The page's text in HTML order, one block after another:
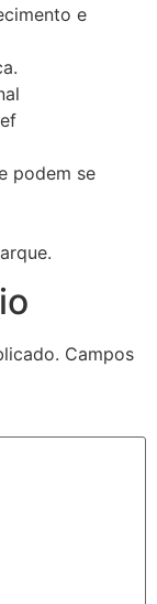
e
podem se
Campos